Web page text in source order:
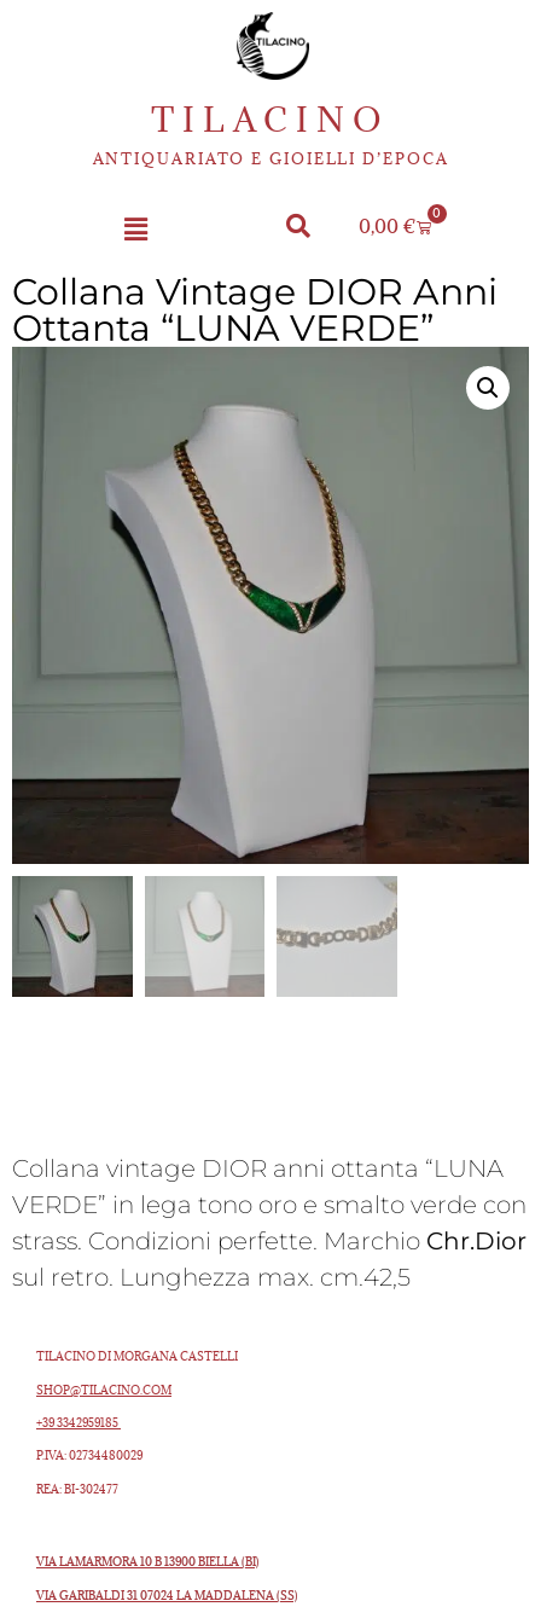
TILACINO
ANTIQUARIATO E GIOIELLI D’EPOCA
0,00 €
0
Collana Vintage DIOR Anni
Ottanta “LUNA VERDE”
Collana vintage DIOR anni ottanta “LUNA
VERDE” in lega tono oro e smalto verde con
strass. Condizioni perfette. Marchio Chr.Dior
sul retro. Lunghezza max. cm.42,5
TILACINO DI MORGANA CASTELLI
SHOP@TILACINO.COM
+39 3342959185
P.IVA: 02734480029
REA: BI-302477
VIA LAMARMORA 10 B 13900 BIELLA (BI)
VIA GARIBALDI 31 07024 LA MADDALENA (SS)